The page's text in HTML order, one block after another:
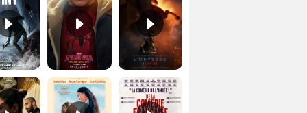
Le Triangle d'or Bande-annonce VF De la Comédie-Française Teaser VF